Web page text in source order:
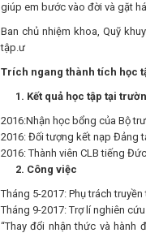
giúp em bước vào đời và gặt
Ban chủ nhiệm khoa, Quỹ
tập.ư
Trích ngang thành tích học
1. Kết quả học tập tại
2016:Nhận học bổng của Bộ
2016: Đối tượng kết nạp Đảng
2016: Thành viên CLB tiếng
2. Công việc
Tháng 5-2017: Phụ trách
Tháng 9-2017: Trợ lí nghiên
“Thay đổi nhận thức và